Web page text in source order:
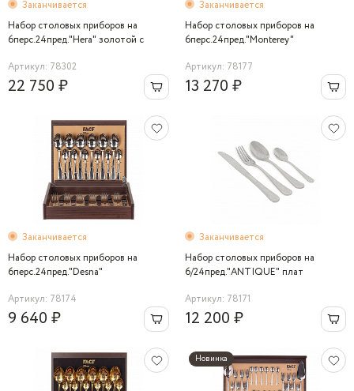
Заканчивается
Набор столовых приборов на
6перс.24пред."Hera" золотой с
Артикул: 78302
22 750 ₽
Заканчивается
Набор столовых приборов на
6перс.24пред."Monterey"
Артикул: 78177
13 270 ₽
Заканчивается
Набор столовых приборов на
6перс.24пред."Desna"
Артикул: 78174
9 640 ₽
Заканчивается
Набор столовых приборов на
6/24пред."ANTIQUE" плат
Артикул: 78171
12 200 ₽
Новинка